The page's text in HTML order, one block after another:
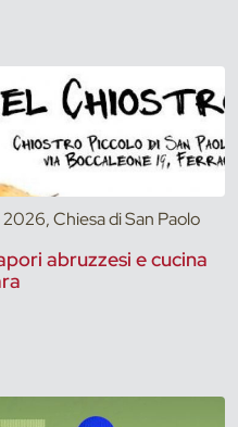
Chiesa di San Paolo
abruzzesi e cucina